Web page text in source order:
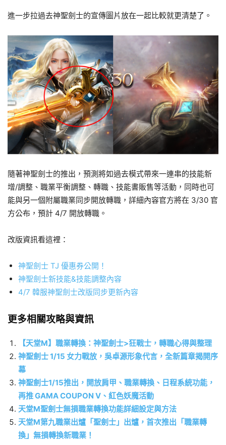
進一步拉過去神聖劍士的宣傳圖片放在一起比較就更清楚了。
隨著神聖劍士的推出，預測將如過去模式帶來一連串的技能新
增/調整、職業平衡調整、轉職、技能書販售等活動，同時也可
能與另一個附屬職業同步開放轉職，詳細內容官方將在 3/30 官
方公布，預計 4/7 開放轉職。
改版資訊看這裡：
神聖劍士 TJ 優惠券公開！
神聖劍士新技能&技能調整內容
4/7 韓服神聖劍士改版同步更新內容
更多相關攻略與資訊
【天堂M】職業轉換：神聖劍士>狂戰士，轉職心得與整理
神聖劍士 1/15 女力戰放，吳卓源形象代言，全新篇章揭開序
幕
神聖劍士1/15推出，開放肩甲、職業轉換、日程系統功能，
再推 GAMA COUPON V、紅色妖魔活動
天堂M聖劍士無損職業轉換功能詳細設定與方法
天堂M第九職業出爐「聖劍士」出爐，首次推出「職業轉
換」無損轉換新職業！